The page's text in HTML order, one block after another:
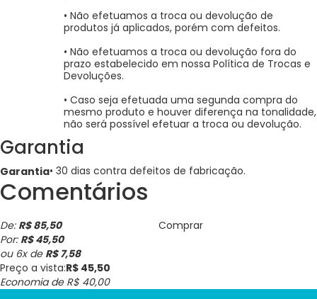
• Não efetuamos a troca ou devolução de
produtos já aplicados, porém com defeitos.
• Não efetuamos a troca ou devolução fora do
prazo estabelecido em nossa Política de Trocas e
Devoluções.
• Caso seja efetuada uma segunda compra do
mesmo produto e houver diferença na tonalidade,
não será possível efetuar a troca ou devolução.
Garantia
Garantia• 30 dias contra defeitos de fabricação.
Comentários
De: R$ 85,50
Por: R$ 45,50
ou 6xde R$ 7,58
Preço a vista:R$ 45,50
Economia de R$ 40,00
Comprar